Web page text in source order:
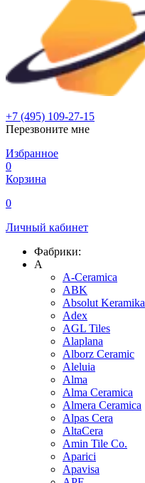
+7 (495) 109-27-15
Перезвоните мне
Избранное
0
Корзина
0
Личный кабинет
Фабрики:
A
A-Ceramica
ABK
Absolut Keramika
Adex
AGL Tiles
Alaplana
Alborz Ceramic
Aleluia
Alma
Alma Ceramica
Almera Ceramica
Alpas Cera
AltaCera
Amin Tile Co.
Aparici
Apavisa